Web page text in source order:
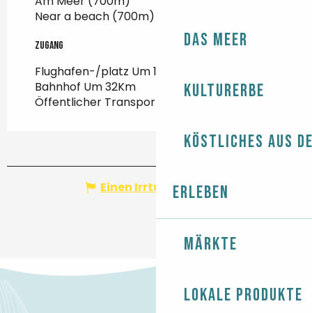
Das Meer
Kulturerbe
Köstliches aus
Erleben
Märkte
Lokale Produkte
Near a beach (700m)
Zugang
Zugang
Flughafen-/platz Um 106Km
Bahnhof Um 32Km
Öffentlicher Transport Um 60m
Einen Irrtum angeben